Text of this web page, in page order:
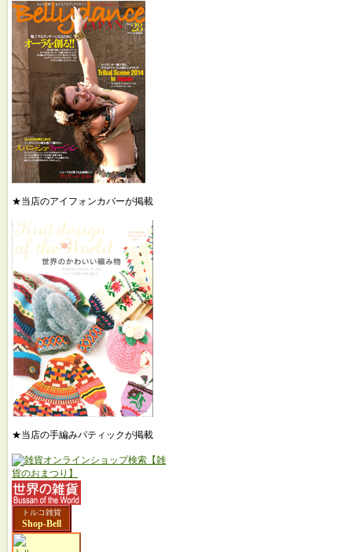
★当店のアイフォンカバーが掲載
★当店の手編みパティックが掲載
トルコ雑貨
Shop-Bell